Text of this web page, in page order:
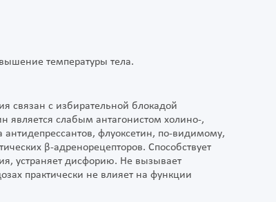
температуры тела.
связан с избирательной блокадой
является слабым антагонистом холино-,
флуоксетин, по-видимому,
β-адренорецепторов. Способствует
устраняет дисфорию. Не вызывает
практически не влияет на функции